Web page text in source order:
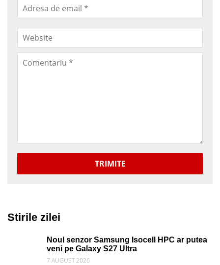
TRIMITE
Stirile zilei
Noul senzor Samsung Isocell HPC ar putea
veni pe Galaxy S27 Ultra
7 AUGUST 2026